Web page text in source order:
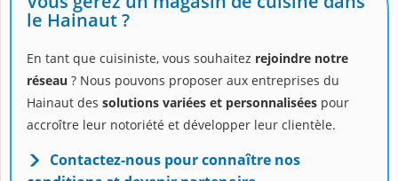
le Hainaut ?
En tant que cuisiniste, vous souhaitez rejoindre notre
réseau ? Nous pouvons proposer aux entreprises du
Hainaut des solutions variées et personnalisées pour
accroître leur notoriété et développer leur clientèle.
Contactez-nous pour connaître nos